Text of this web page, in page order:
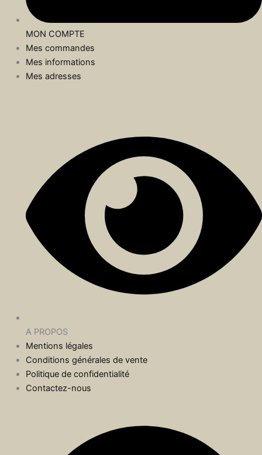
MON COMPTE
Mes commandes
Mes informations
Mes adresses
A PROPOS
Mentions légales
Conditions générales de vente
Politique de confidentialité
Contactez-nous